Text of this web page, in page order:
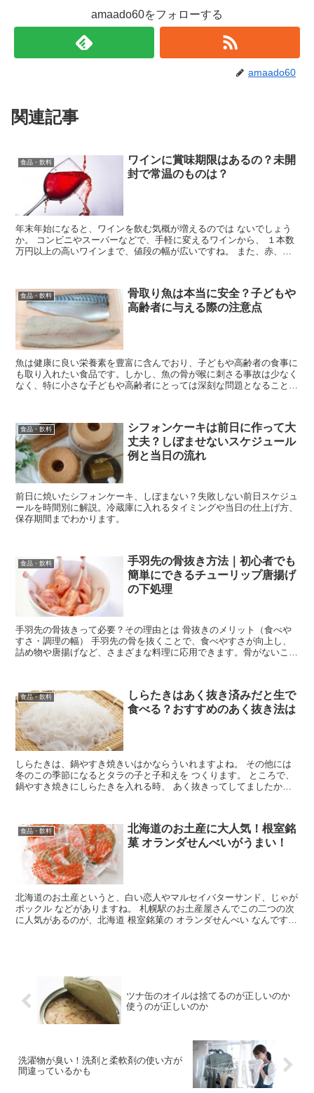
amaado60をフォローする
amaado60
関連記事
食品・飲料
ワインに賞味期限はあるの？未開
封で常温のものは？
年末年始になると、ワインを飲む気概が増えるのでは ないでしょう
か。 コンビニやスーパーなどで、手軽に変えるワインから、 １本数
万円以上の高いワインまで、値段の幅が広いですね。 また、赤、
食品・飲料
骨取り魚は本当に安全？子どもや
高齢者に与える際の注意点
魚は健康に良い栄養素を豊富に含んでおり、子どもや高齢者の食事に
も取り入れたい食品です。しかし、魚の骨が喉に刺さる事故は少なく
なく、特に小さな子どもや高齢者にとっては深刻な問題となることが
食品・飲料
シフォンケーキは前日に作って大
丈夫？しぼませないスケジュール
例と当日の流れ
前日に焼いたシフォンケーキ、しぼまない？失敗しない前日スケジュ
ールを時間別に解説。冷蔵庫に入れるタイミングや当日の仕上げ方、
保存期間までわかります。
食品・飲料
手羽先の骨抜き方法｜初心者でも
簡単にできるチューリップ唐揚げ
の下処理
手羽先の骨抜きって必要？その理由とは 骨抜きのメリット（食べや
すさ・調理の幅） 手羽先の骨を抜くことで、食べやすさが向上し、
詰め物や唐揚げなど、さまざまな料理に応用できます。骨がないこと
食品・飲料
しらたきはあく抜き済みだと生で
食べる？おすすめのあく抜き法は
しらたきは、鍋やすき焼きいはかならういれますよね。 その他には
冬のこの季節になるとタラの子と子和えを つくります。 ところで、
鍋やすき焼きにしらたきを入れる時、 あく抜きってしてましたか？
食品・飲料
北海道のお土産に大人気！根室銘
菓 オランダせんべいがうまい！
北海道のお土産というと、白い恋人やマルセイバターサンド、じゃが
ポックル などがありますね。 札幌駅のお土産屋さんでこの二つの次
に人気があるのが、北海道 根室銘菓の オランダせんべい なんです
ツナ缶のオイルは捨てるのが正しいのか
使うのが正しいのか
洗濯物が臭い！洗剤と柔軟剤の使い方が
間違っているかも